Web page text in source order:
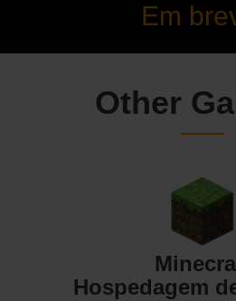
Em
Other
Hospedagem